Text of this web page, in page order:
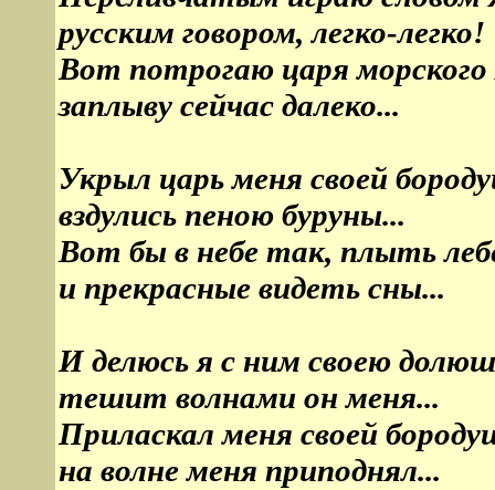
русским говором, легко-легко!
Вот потрогаю царя морского
заплыву сейчас далеко...
Укрыл царь меня своей
вздулись пеною буруны...
Вот бы в небе так, плыть
и прекрасные видеть сны...
И делюсь я с ним своею
тешит волнами он меня...
Приласкал меня своей
на волне меня приподнял...